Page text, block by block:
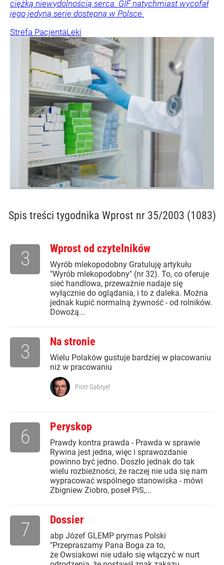
ciężką niewydolnością serca. GIF natychmiast wycofał
jego jedyną serię dostępną w Polsce.
Strefa PacjentaLeki
Spis treści tygodnika Wprost nr 35/2003 (1083)
Wprost od czytelników
Wyrób mlekopodobny Gratuluję artykułu
"Wyrób mlekopodobny" (nr 32). To, co oferuje
sieć handlowa, przeważnie nadaje się
wyłącznie do oglądania, i to z daleka. Można
jednak kupić normalną żywność - od rolników.
Dowożą...
3
Na stronie
Wielu Polaków gustuje bardziej w płacowaniu
niż w pracowaniu
3
Piotr Gabryel
Peryskop
Prawdy kontra prawda - Prawda w sprawie
Rywina jest jedna, więc i sprawozdanie
powinno być jedno. Doszło jednak do tak
wielu rozbieżności, że raczej nie uda się nam
wypracować wspólnego stanowiska - mówi
Zbigniew Ziobro, poseł PiS,...
6
Dossier
abp Józef GLEMP prymas Polski
"Przepraszamy Pana Boga za to,
że Owsiakowi nie udało się włączyć w nurt
7